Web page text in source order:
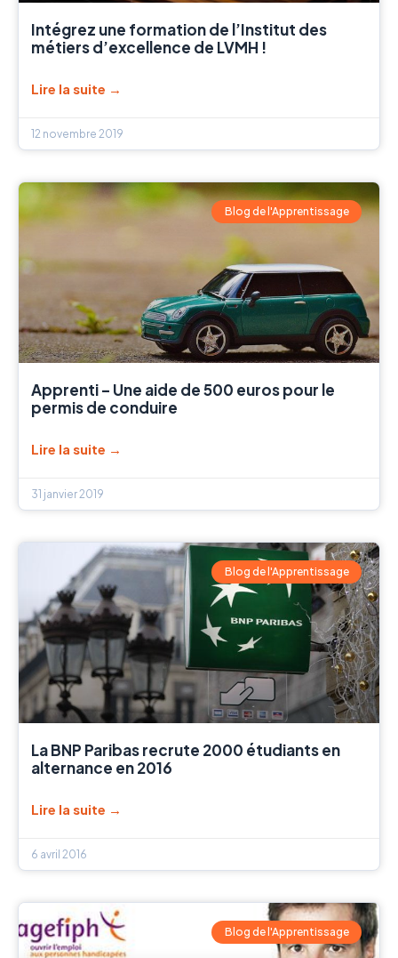
Intégrez une formation de l’Institut des
métiers d’excellence de LVMH !
Lire la suite →
12 novembre 2019
Blog de l'Apprentissage
Apprenti – Une aide de 500 euros pour le
permis de conduire
Lire la suite →
31 janvier 2019
Blog de l'Apprentissage
La BNP Paribas recrute 2000 étudiants en
alternance en 2016
Lire la suite →
6 avril 2016
Blog de l'Apprentissage